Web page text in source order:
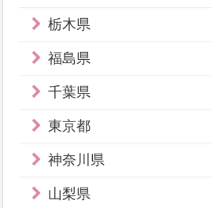
栃木県
福島県
千葉県
東京都
神奈川県
山梨県